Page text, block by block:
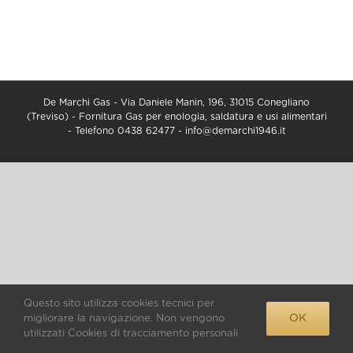
De Marchi Gas - Via Daniele Manin, 196, 31015 Conegliano
(Treviso) - Fornitura Gas per enologia, saldatura e usi alimentari
- Telefono 0438 62477 - info@demarchi1946.it
Questo sito utilizza cookies tecnici per
migliorare la navigazione. Non vengono
utilizzati Cookies di tracciamento personali
OK